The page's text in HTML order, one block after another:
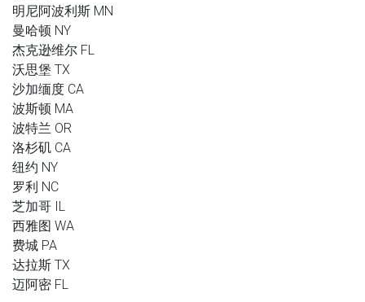
明尼阿波利斯 MN
曼哈顿 NY
杰克逊维尔 FL
沃思堡 TX
沙加缅度 CA
波斯顿 MA
波特兰 OR
洛杉矶 CA
纽约 NY
罗利 NC
芝加哥 IL
西雅图 WA
费城 PA
达拉斯 TX
迈阿密 FL